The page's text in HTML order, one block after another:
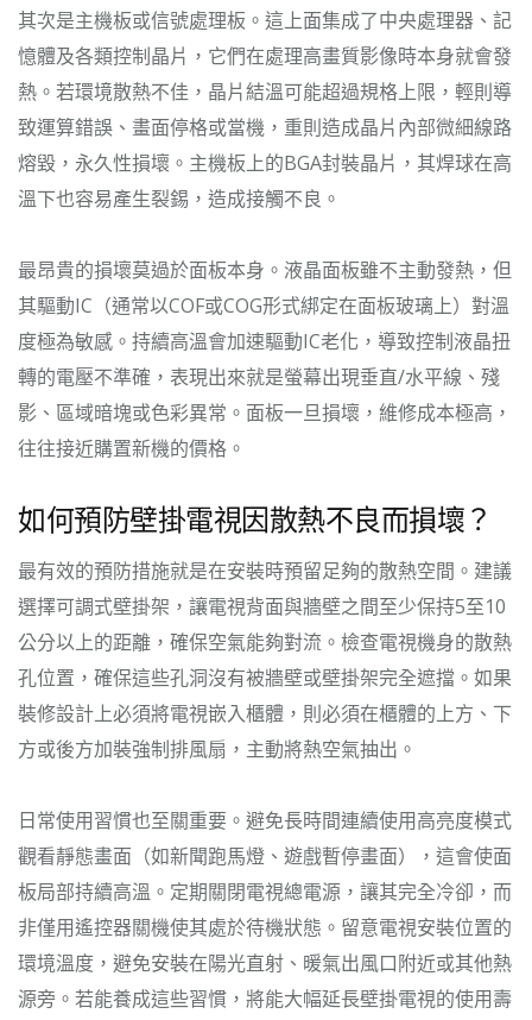
其次是主機板或信號處理板。這上面集成了中央處理器、記
憶體及各類控制晶片，它們在處理高畫質影像時本身就會發
熱。若環境散熱不佳，晶片結溫可能超過規格上限，輕則導
致運算錯誤、畫面停格或當機，重則造成晶片內部微細線路
熔毀，永久性損壞。主機板上的BGA封裝晶片，其焊球在高
溫下也容易產生裂錫，造成接觸不良。
最昂貴的損壞莫過於面板本身。液晶面板雖不主動發熱，但
其驅動IC（通常以COF或COG形式綁定在面板玻璃上）對溫
度極為敏感。持續高溫會加速驅動IC老化，導致控制液晶扭
轉的電壓不準確，表現出來就是螢幕出現垂直/水平線、殘
影、區域暗塊或色彩異常。面板一旦損壞，維修成本極高，
往往接近購置新機的價格。
如何預防壁掛電視因散熱不良而損壞？
最有效的預防措施就是在安裝時預留足夠的散熱空間。建議
選擇可調式壁掛架，讓電視背面與牆壁之間至少保持5至10
公分以上的距離，確保空氣能夠對流。檢查電視機身的散熱
孔位置，確保這些孔洞沒有被牆壁或壁掛架完全遮擋。如果
裝修設計上必須將電視嵌入櫃體，則必須在櫃體的上方、下
方或後方加裝強制排風扇，主動將熱空氣抽出。
日常使用習慣也至關重要。避免長時間連續使用高亮度模式
觀看靜態畫面（如新聞跑馬燈、遊戲暫停畫面），這會使面
板局部持續高溫。定期關閉電視總電源，讓其完全冷卻，而
非僅用遙控器關機使其處於待機狀態。留意電視安裝位置的
環境溫度，避免安裝在陽光直射、暖氣出風口附近或其他熱
源旁。若能養成這些習慣，將能大幅延長壁掛電視的使用壽